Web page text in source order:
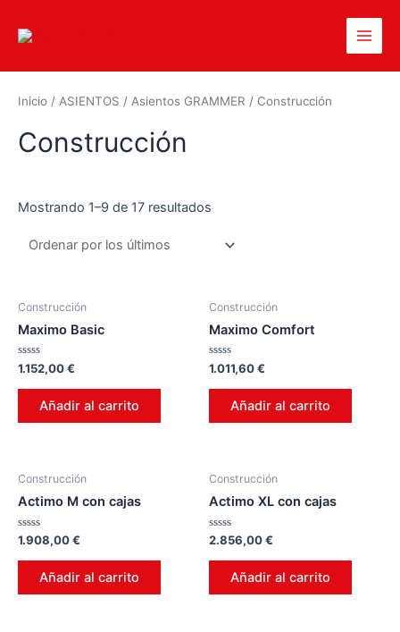
Inicio / ASIENTOS / Asientos GRAMMER / Construcción
Construcción
Mostrando 1–9 de 17 resultados
Construcción
Maximo Basic
Valorado
en
0
1.152,00€
Añadir al carrito
Construcción
Maximo Comfort
Valorado
en
0
1.011,60€
Añadir al carrito
Construcción
Actimo M con cajas
Valorado
0
1.908,00€
Añadir al carrito
Construcción
Actimo XL con cajas
Valorado
0
2.856,00€
Añadir al carrito